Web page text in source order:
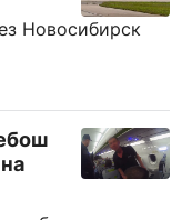
Новосибирск